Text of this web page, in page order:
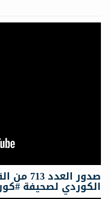
الكوردي لصحيفة